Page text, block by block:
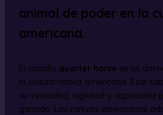
animal de poder en la
americana.
El caballo quarter horse es un
la cultura nativa americana. Este
su velocidad, agilidad y capacidad
ganado. Los nativos americanos